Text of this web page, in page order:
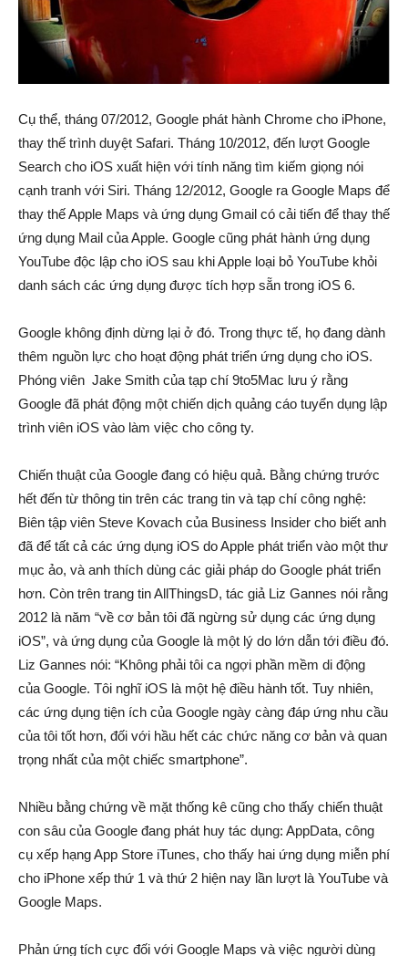
Cụ thể, tháng 07/2012, Google phát hành Chrome cho iPhone,
thay thế trình duyệt Safari. Tháng 10/2012, đến lượt Google
Search cho iOS xuất hiện với tính năng tìm kiếm giọng nói
cạnh tranh với Siri. Tháng 12/2012, Google ra Google Maps để
thay thế Apple Maps và ứng dụng Gmail có cải tiến để thay thế
ứng dụng Mail của Apple. Google cũng phát hành ứng dụng
YouTube độc lập cho iOS sau khi Apple loại bỏ YouTube khỏi
danh sách các ứng dụng được tích hợp sẵn trong iOS 6.
Google không định dừng lại ở đó. Trong thực tế, họ đang dành
thêm nguồn lực cho hoạt động phát triển ứng dụng cho iOS.
Phóng viên Jake Smith của tạp chí 9to5Mac lưu ý rằng
Google đã phát động một chiến dịch quảng cáo tuyển dụng lập
trình viên iOS vào làm việc cho công ty.
Chiến thuật của Google đang có hiệu quả. Bằng chứng trước
hết đến từ thông tin trên các trang tin và tạp chí công nghệ:
Biên tập viên Steve Kovach của Business Insider cho biết anh
đã để tất cả các ứng dụng iOS do Apple phát triển vào một thư
mục ảo, và anh thích dùng các giải pháp do Google phát triển
hơn. Còn trên trang tin AllThingsD, tác giả Liz Gannes nói rằng
2012 là năm “về cơ bản tôi đã ngừng sử dụng các ứng dụng
iOS”, và ứng dụng của Google là một lý do lớn dẫn tới điều đó.
Liz Gannes nói: “Không phải tôi ca ngợi phần mềm di động
của Google. Tôi nghĩ iOS là một hệ điều hành tốt. Tuy nhiên,
các ứng dụng tiện ích của Google ngày càng đáp ứng nhu cầu
của tôi tốt hơn, đối với hầu hết các chức năng cơ bản và quan
trọng nhất của một chiếc smartphone”.
Nhiều bằng chứng về mặt thống kê cũng cho thấy chiến thuật
con sâu của Google đang phát huy tác dụng: AppData, công
cụ xếp hạng App Store iTunes, cho thấy hai ứng dụng miễn phí
cho iPhone xếp thứ 1 và thứ 2 hiện nay lần lượt là YouTube và
Google Maps.
Phản ứng tích cực đối với Google Maps và việc người dùng